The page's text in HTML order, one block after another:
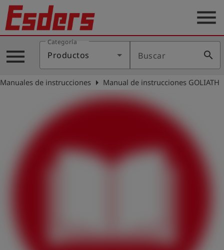
Productos
Blog
Aplicaciones
Empresa
Registro
menu
menu
Categoría
Productos Buscar search
Manuales de instrucciones arrow_right Manual de instrucciones GOLIATH